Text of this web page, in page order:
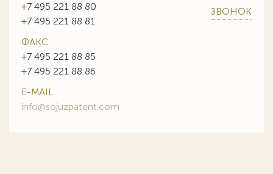
+7 495 221 88 80
+7 495 221 88 81
ЗВОНОК
ФАКС
+7 495 221 88 85
+7 495 221 88 86
E-MAIL
info@sojuzpatent.com